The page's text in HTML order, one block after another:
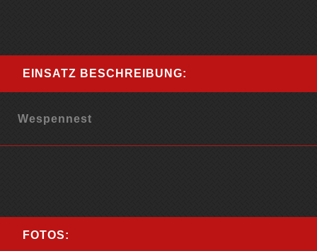
EINSATZ BESCHREIBUNG:
Wespennest
FOTOS: